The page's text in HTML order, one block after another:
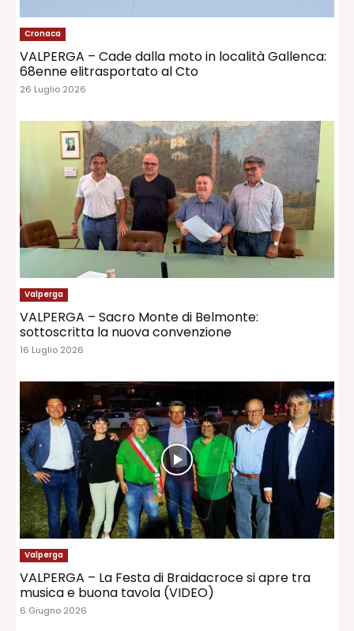
Cronaca
VALPERGA – Cade dalla moto in località Gallenca:
68enne elitrasportato al Cto
26 Luglio 2026
Valperga
VALPERGA – Sacro Monte di Belmonte:
sottoscritta la nuova convenzione
16 Luglio 2026
Valperga
VALPERGA – La Festa di Braidacroce si apre tra
musica e buona tavola (VIDEO)
6 Giugno 2026